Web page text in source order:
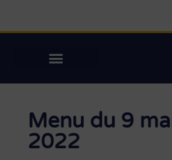
Menu du 9
2022